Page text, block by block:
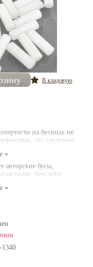
В кладовую
на бусинах не
это следствие
камня. Цвет и размер
отличаться от
на фото.
авторские бусы,
колье, браслеты,
различные цвета и
1340